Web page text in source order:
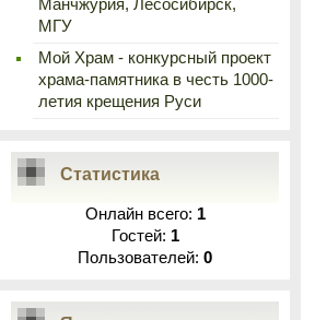
Манчжурия, Лесосибирск,
МГУ
Мой Храм - конкурсный проект
храма-памятника в честь 1000-
летия крещения Руси
Статистика
Онлайн всего: 1
Гостей: 1
Пользователей: 0